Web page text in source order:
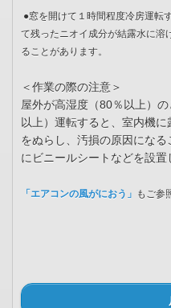
●窓を開けて１時間程度冷房運転
て残ったニオイ成分が結露水に溶
ることがあります。
＜作業の際の注意＞
屋外が高湿度（80％以上）
以上）運転すると、室内機
をぬらし、汚損の原因にな
にビニールシートなどを設置
「エアコンの風がにおう」 もご参